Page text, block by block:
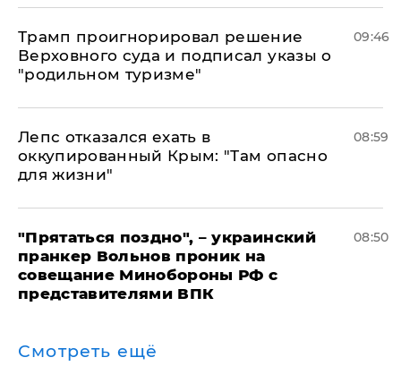
Трамп проигнорировал решение
Верховного суда и подписал указы о
"родильном туризме"
09:46
Лепс отказался ехать в
оккупированный Крым: "Там опасно
для жизни"
08:59
"Прятаться поздно", – украинский
пранкер Вольнов проник на
совещание Минобороны РФ с
представителями ВПК
08:50
Смотреть ещё